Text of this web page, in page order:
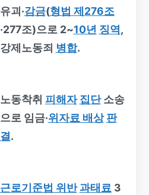
유괴·감금(형법 제276조
·277조)으로 2~10년 징역,
강제노동죄 병합.
노동착취 피해자 집단소송
으로 임금·위자료 배상 판
결.
근로기준법 위반 과태료 3